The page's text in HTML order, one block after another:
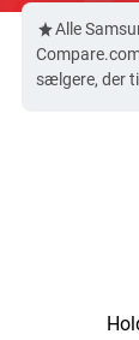
Alle
sælgere, der